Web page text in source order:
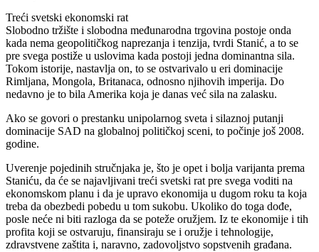
Treći svetski ekonomski rat
Slobodno tržište i slobodna međunarodna trgovina postoje onda
kada nema geopolitičkog naprezanja i tenzija, tvrdi Stanić, a to se
pre svega postiže u uslovima kada postoji jedna dominantna sila.
Tokom istorije, nastavlja on, to se ostvarivalo u eri dominacije
Rimljana, Mongola, Britanaca, odnosno njihovih imperija. Do
nedavno je to bila Amerika koja je danas već sila na zalasku.
Ako se govori o prestanku unipolarnog sveta i silaznoj putanji
dominacije SAD na globalnoj političkoj sceni, to počinje još 2008.
godine.
Uverenje pojedinih stručnjaka je, što je opet i bolja varijanta prema
Staniću, da će se najavljivani treći svetski rat pre svega voditi na
ekonomskom planu i da je upravo ekonomija u dugom roku ta koja
treba da obezbedi pobedu u tom sukobu. Ukoliko do toga dođe,
posle neće ni biti razloga da se poteže oružjem. Iz te ekonomije i tih
profita koji se ostvaruju, finansiraju se i oružje i tehnologije,
zdravstvene zaštita i, naravno, zadovoljstvo sopstvenih građana.